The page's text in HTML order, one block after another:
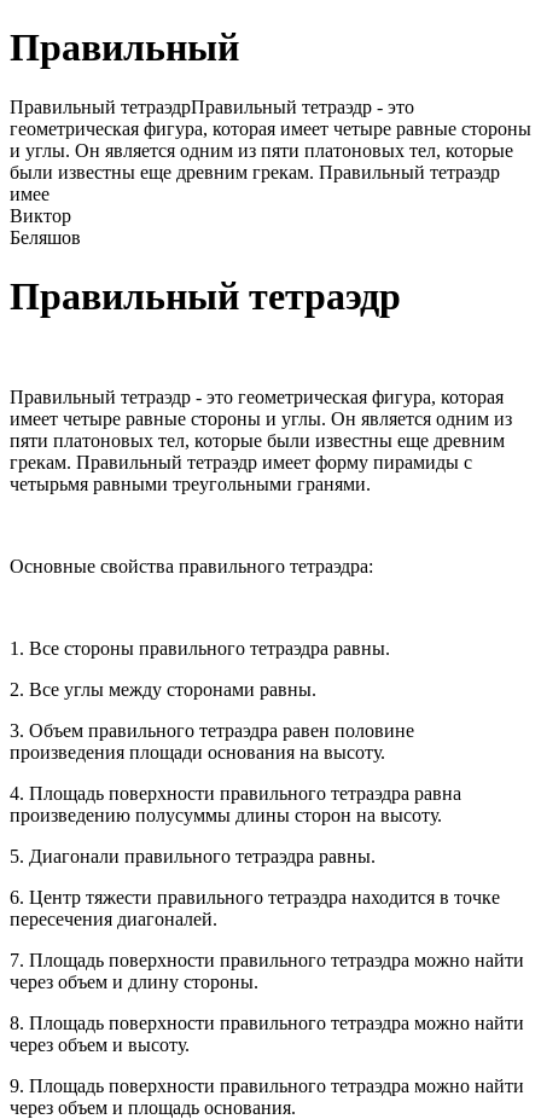
Правильный
Правильный тетраэдрПравильный тетраэдр - это
геометрическая фигура, которая имеет четыре равные стороны
и углы. Он является одним из пяти платоновых тел, которые
были известны еще древним грекам. Правильный тетраэдр
имее
Виктор
Беляшов
Правильный тетраэдр
Правильный тетраэдр - это геометрическая фигура, которая
имеет четыре равные стороны и углы. Он является одним из
пяти платоновых тел, которые были известны еще древним
грекам. Правильный тетраэдр имеет форму пирамиды с
четырьмя равными треугольными гранями.
Основные свойства правильного тетраэдра:
1. Все стороны правильного тетраэдра равны.
2. Все углы между сторонами равны.
3. Объем правильного тетраэдра равен половине
произведения площади основания на высоту.
4. Площадь поверхности правильного тетраэдра равна
произведению полусуммы длины сторон на высоту.
5. Диагонали правильного тетраэдра равны.
6. Центр тяжести правильного тетраэдра находится в точке
пересечения диагоналей.
7. Площадь поверхности правильного тетраэдра можно найти
через объем и длину стороны.
8. Площадь поверхности правильного тетраэдра можно найти
через объем и высоту.
9. Площадь поверхности правильного тетраэдра можно найти
через объем и площадь основания.